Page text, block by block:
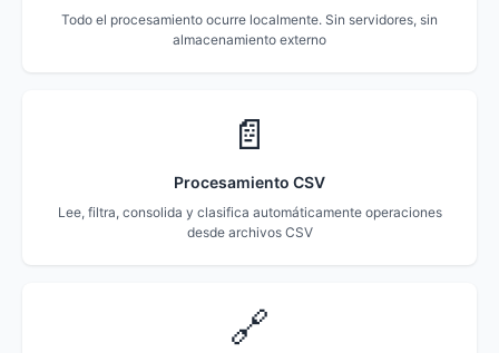
Todo el procesamiento ocurre localmente. Sin servidores, sin
almacenamiento externo
📄
Procesamiento CSV
Lee, filtra, consolida y clasifica automáticamente operaciones
desde archivos CSV
🔗